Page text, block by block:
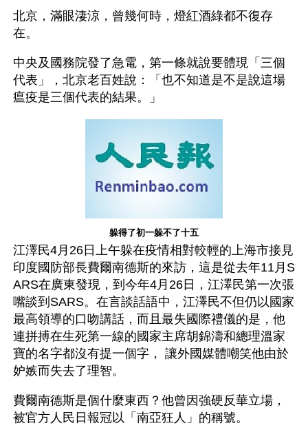
北京，滿眼淒涼，曾幾何時，燈紅酒綠都不復存
在。
中央及國務院發了急電，第一條就說要體現「三個
代表」，北京老百姓說：「也不知道是不是說這場
瘟疫是三個代表的結果。」
躲得了初一躲不了十五
江澤民4月26日上午躲在疫情相對較輕的上海市接見
印度國防部長費爾南德斯的來訪，這是從去年11月S
ARS在廣東發現，到今年4月26日，江澤民第一次張
嘴談到SARS。在言談話語中，江澤民不但仍以國家
最高領導的口吻講話，而且最失國際禮儀的是，他
連拼搏在生死第一線的國家主席胡錦濤和總理溫家
寶的名字都沒有提一個字， 讓外國媒體嘲笑他由於
妒嫉而失去了理智。
費爾南德斯是個什麼東西？他曾因強硬反華立場，
被官方人民日報冠以「南亞狂人」的稱號。